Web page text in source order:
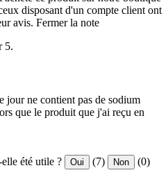
disposant d'un compte client ont
avis. Fermer la note
5.
jour ne contient pas de sodium
que le produit que j'ai reçu en
été utile ? Oui (7) Non (0)